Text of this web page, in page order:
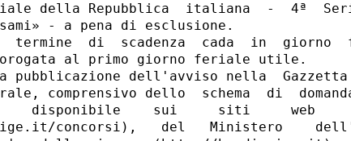
della Repubblica  italiana  -  4ª
- a pena di esclusione.
termine  di  scadenza  cada  in  giorno
al primo giorno feriale utile.
pubblicazione dell'avviso nella  Gazzetta
comprensivo dello  schema  di
disponibile    sui     siti     web
concorsi),   del   Ministero